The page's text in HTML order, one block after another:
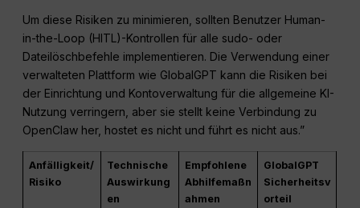
Um diese Risiken zu minimieren, sollten Benutzer Human-
in-the-Loop (HITL)-Kontrollen für alle sudo- oder
Dateilöschbefehle implementieren. Die Verwendung einer
verwalteten Plattform wie GlobalGPT kann die Risiken bei
der Einrichtung und Kontoverwaltung für die allgemeine KI-
Nutzung verringern, aber sie stellt keine Verbindung zu
OpenClaw her, hostet es nicht und führt es nicht aus.”
Anfälligkeit/
Risiko
Technische
Auswirkung
en
Empfohlene
Abhilfemaßn
ahmen
GlobalGPT
Sicherheitsv
orteil